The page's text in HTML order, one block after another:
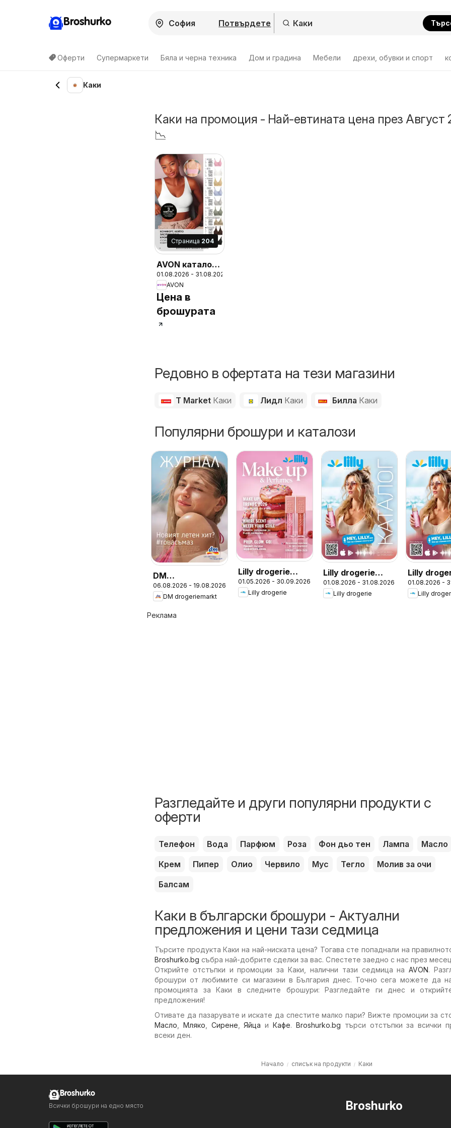
Broshurko Потвърдете
Оферти Супермаркети Бяла и черна техника Дом и градина Мебели дрехи, обувки и спорт
Каки
Каки на промоция - Най-евтината цена през Август
📉
Cтраница 204
AVON каталог
08
01.08.2026 - 31.08.2026
AVON
Цена в
брошурата
Редовно в офертата на тези магазини
T Market Каки Лидл Каки Билла Каки
Популярни брошури и каталози
DM
drogeriemarkt
брошура
06.08.2026 - 19.08.2026
DM drogeriemarkt
Lilly drogerie
каталог - Make
up & Perfumes
01.05.2026 - 30.09.2026
Lilly drogerie
Lilly drogerie
брошура -
Предложения от
01.08.2026 - 31.08.2026
Lilly drogerie
Lilly
каталог
01.08.2026 -
Lilly
Реклама
Разгледайте и други популярни продукти с
оферти
Телефон Вода Парфюм Роза Фон дьо тен Лампа
Масло
Крем
Пипер Олио Червило Мус Тегло
Молив за очи
Балсам
Каки в български брошури - Актуални
предложения и цени тази седмица
Търсите продукта Каки на най-ниската цена? Тогава сте попаднали на
Broshurko.bg събра най-добрите сделки за вас. Спестете заедно с нас през
Открийте отстъпки и промоции за Каки, налични тази седмица наAVON.
брошури от любимите си магазини в България днес. Точно сега можете да
промоцията за Каки в следните брошури: Разгледайте ги днес и
предложения!
Отивате да пазарувате и искате да спестите малко пари? Вижте промоции за
Масло
Мляко Сирене ,Яйца иКафе. Broshurko.bg търси отстъпки за всички
всеки ден.
Начало списък на продукти Каки
Broshurko
Broshurko
Всички брошури на едно място